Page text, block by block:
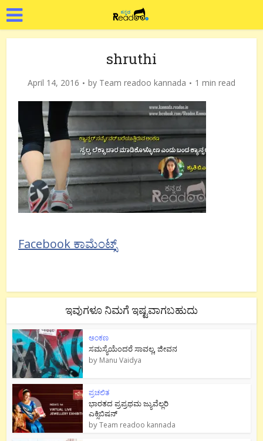
shruthi
April 14, 2016 by Team readoo kannada 1 min read
Facebook ಕಾಮೆಂಟ್ಸ್
ಇವುಗಳೂ ನಿಮಗೆ ಇಷ್ಟವಾಗಬಹುದು
ಅಂಕಣ
ಸಮಸ್ಯೆಯೆಂದರೆ ಸಾವಲ್ಲ, ಜೀವನ
by Manu Vaidya
ಪ್ರಚಲಿತ
ಭಾರತದ ಪ್ರಪ್ರಥಮ ಜ್ಯುವೆಲ್ಲರಿ
ಎಕ್ಸಿಬಿಷನ್
byTeam readoo kannada